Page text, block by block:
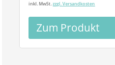
inkl. MwSt.zzgl. Versandkosten
Zum Produkt